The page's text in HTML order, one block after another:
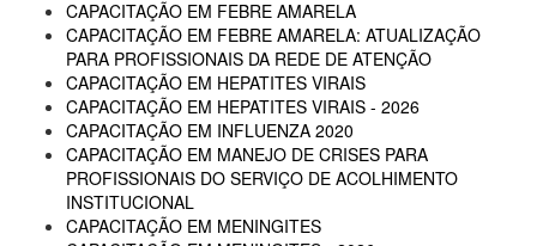
CAPACITAÇÃO EM FEBRE AMARELA
CAPACITAÇÃO EM FEBRE AMARELA: ATUALIZAÇÃO
PARA PROFISSIONAIS DA REDE DE ATENÇÃO
CAPACITAÇÃO EM HEPATITES VIRAIS
CAPACITAÇÃO EM HEPATITES VIRAIS - 2026
CAPACITAÇÃO EM INFLUENZA 2020
CAPACITAÇÃO EM MANEJO DE CRISES PARA
PROFISSIONAIS DO SERVIÇO DE ACOLHIMENTO
INSTITUCIONAL
CAPACITAÇÃO EM MENINGITES